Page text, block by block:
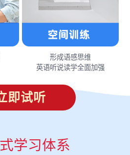
形成语感思维
英语听说读学全面加强
即试听
学习体系